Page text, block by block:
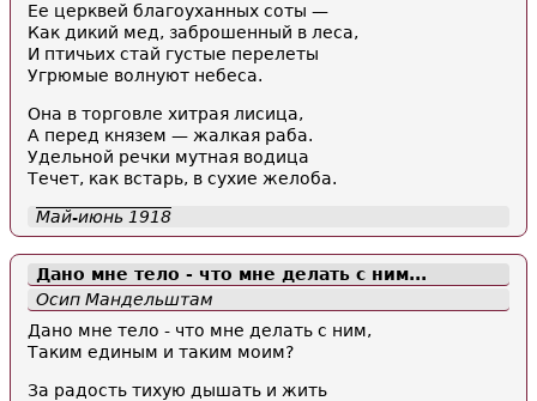
Ее церквей благоуханных соты —
Как дикий мед, заброшенный в леса,
И птичьих стай густые перелеты
Угрюмые волнуют небеса.
Она в торговле хитрая лисица,
А перед князем — жалкая раба.
Удельной речки мутная водица
Течет, как встарь, в сухие желоба.
Май-июнь 1918
Дано мне тело - что мне делать с ним...
Осип Мандельштам
Дано мне тело - что мне делать с ним,
Таким единым и таким моим?
За радость тихую дышать и жить